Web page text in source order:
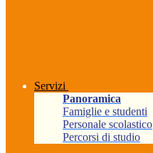
Servizi
Panoramica
Famiglie e studenti
Personale scolastico
Percorsi di studio